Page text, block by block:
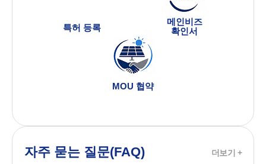
특허 등록
메인비즈
확인서
MOU 협약
자주 묻는 질문(FAQ) 더보기 +